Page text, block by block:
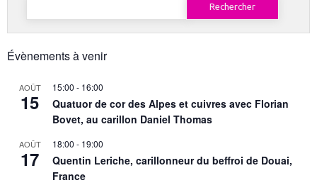
Évènements à venir
AOÛT
15
15:00 - 16:00
Quatuor de cor des Alpes et cuivres avec Florian
Bovet, au carillon Daniel Thomas
AOÛT
17
18:00 - 19:00
Quentin Leriche, carillonneur du beffroi de Douai,
France